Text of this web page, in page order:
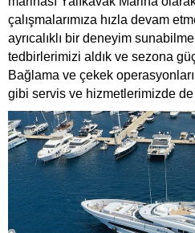
çalışmalarımıza hızla devam
ayrıcalıklı bir deneyim
tedbirlerimizi aldık ve sezona
Bağlama ve çekek
gibi servis ve hizmetlerimizde